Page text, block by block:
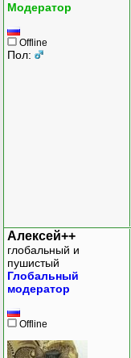
Модератор
Offline
Пол:
Алексей++
глобальный и
пушистый
Глобальный
модератор
Offline